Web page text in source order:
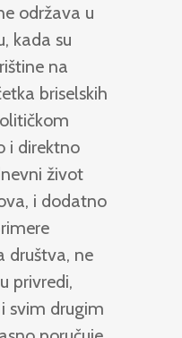
održava u
kada su
na
briselskih
i direktno
život
i dodatno
društva, ne
privredi,
svim drugim